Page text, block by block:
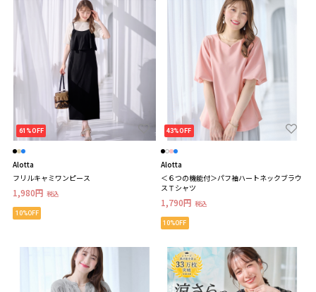
61%OFF
Alotta
フリルキャミワンピース
1,980円 税込
10%OFF
43%OFF
Alotta
＜６つの機能付＞パフ袖ハートネックブラウ
スＴシャツ
1,790円 税込
10%OFF